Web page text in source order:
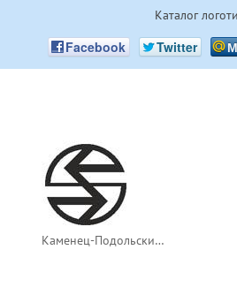
Каталог
Facebook Twitter
Каменец-Подольский-2